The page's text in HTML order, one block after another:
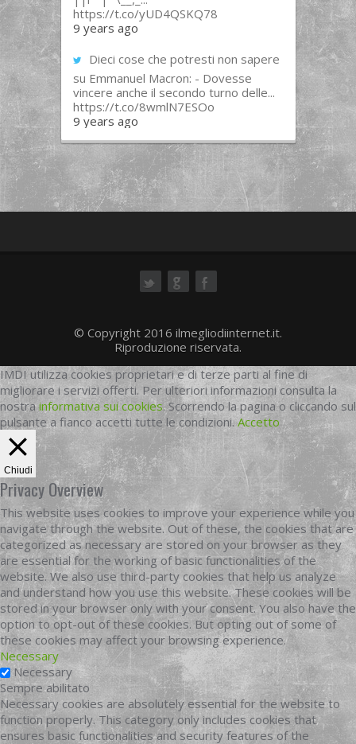
https://t.co/yUD4QSKQ78
9 years ago
Dieci cose che potresti non sapere
su Emmanuel Macron: - Dovesse
vincere anche il secondo turno delle...
https://t.co/8wmlN7ESOo
9 years ago
© Copyright 2016 ilmegliodiinternet.it.
Riproduzione riservata.
IMDI utilizza cookies proprietari e di terze parti al fine di
migliorare i servizi offerti. Per ulteriori informazioni consulta la
nostrainformativa sui cookies. Scorrendo la pagina o cliccando sul
pulsante a fianco accetti tutte le condizioni.Accetto
Chiudi
Privacy Overview
This website uses cookies to improve your experience while you
navigate through the website. Out of these, the cookies that are
categorized as necessary are stored on your browser as they
are essential for the working of basic functionalities of the
website. We also use third-party cookies that help us analyze
and understand how you use this website. These cookies will be
stored in your browser only with your consent. You also have the
option to opt-out of these cookies. But opting out of some of
these cookies may affect your browsing experience.
Necessary
Necessary
Sempre abilitato
Necessary cookies are absolutely essential for the website to
function properly. This category only includes cookies that
ensures basic functionalities and security features of the